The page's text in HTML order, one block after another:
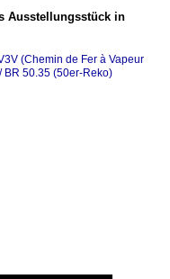
Ausstellungsstück in
(Chemin de Fer à Vapeur
BR 50.35 (50er-Reko)